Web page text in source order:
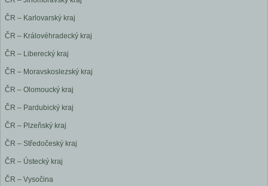
ČR – Karlovarský kraj
ČR – Královéhradecký kraj
ČR – Liberecký kraj
ČR – Moravskoslezský kraj
ČR – Olomoucký kraj
ČR – Pardubický kraj
ČR – Plzeňský kraj
ČR – Středočeský kraj
ČR – Ústecký kraj
ČR – Vysočina